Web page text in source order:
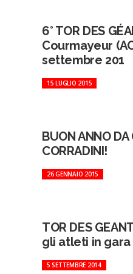
6° TOR DES
Courmayeur
settembre 201
15 LUGLIO 2015
BUON ANNO DA
CORRADINI!
26 GENNAIO 2015
TOR DES
gli atleti in gara
5 SETTEMBRE 2014